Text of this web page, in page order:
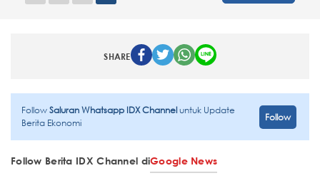
SHARE
FollowSaluran Whatsapp IDX Channeluntuk Update
Berita Ekonomi
Follow
Follow Berita IDX Channel diGoogle News